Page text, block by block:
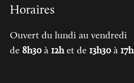
Horaires
Ouvert du lundi au vendredi
de 8h30 à 12het de 13h30 à 17h